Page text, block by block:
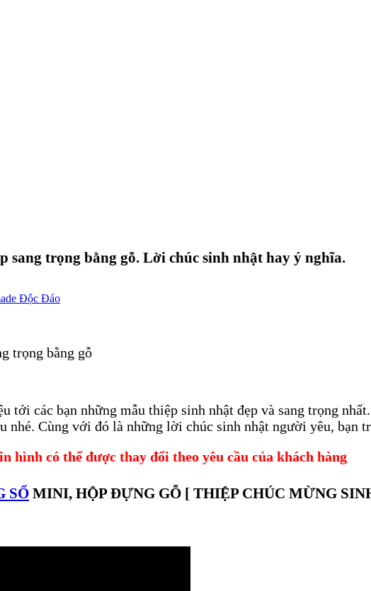
sang trọng bằng gỗ. Lời chúc sinh nhật hay ý nghĩa.
Độc Đáo
trọng bằng gỗ
các bạn những mẫu thiệp sinh nhật đẹp và sang trọng
nhé. Cùng với đó là những lời chúc sinh nhật người yêu, bạn
có thể được thay đổi theo yêu cầu của khách hàng
SỔ MINI, HỘP ĐỰNG GỖ [ THIỆP CHÚC MỪNG